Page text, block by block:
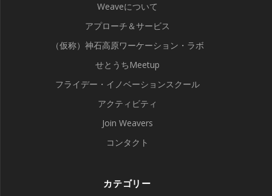
Weaveについて
アプローチ＆サービス
（仮称）神石高原ワーケーション・ラボ
せとうちMeetup
フライデー・イノベーションスクール
アクティビティ
Join Weavers
コンタクト
カテゴリー